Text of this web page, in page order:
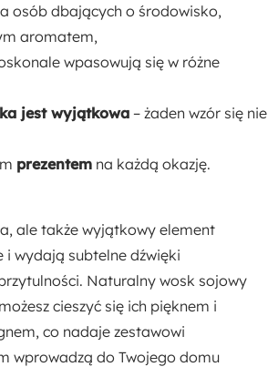
osób dbających o środowisko,
aromatem,
wpasowują się w różne
jest wyjątkowa – żaden wzór się nie
prezentem na każdą okazję.
ale także wyjątkowy element
wydają subtelne dźwięki
Naturalny wosk sojowy
cieszyć się ich pięknem i
co nadaje zestawowi
wprowadzą do Twojego domu